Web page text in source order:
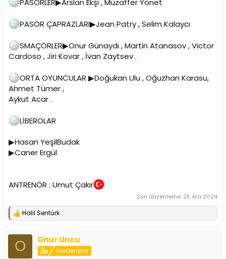
n
h
PASÖRLER▶Arslan Ekşi , Muzaffer Yönet
PASÖR ÇAPRAZLARI▶Jean Patry , Selim Kalaycı
SMAÇÖRLER▶Onur Günaydı , Martin Atanasov , Victor
Cardoso , Jiri Kovar , İvan Zaytsev .
ORTA OYUNCULAR ▶Doğukan Ulu , Oğuzhan Karasu,
Ahmet Tümer ,
Aykut Acar .
LİBEROLAR
▶Hasan YeşilBudak
▶Caner Ergül
ANTRENÖR : Umut Çakır
Son düzenleme: 25 Ara 2024
T
Halil Sentürk
O Onur Uncu
Moderator